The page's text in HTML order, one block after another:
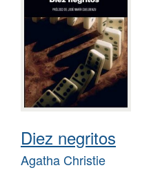
Diez negritos
Agatha Christie